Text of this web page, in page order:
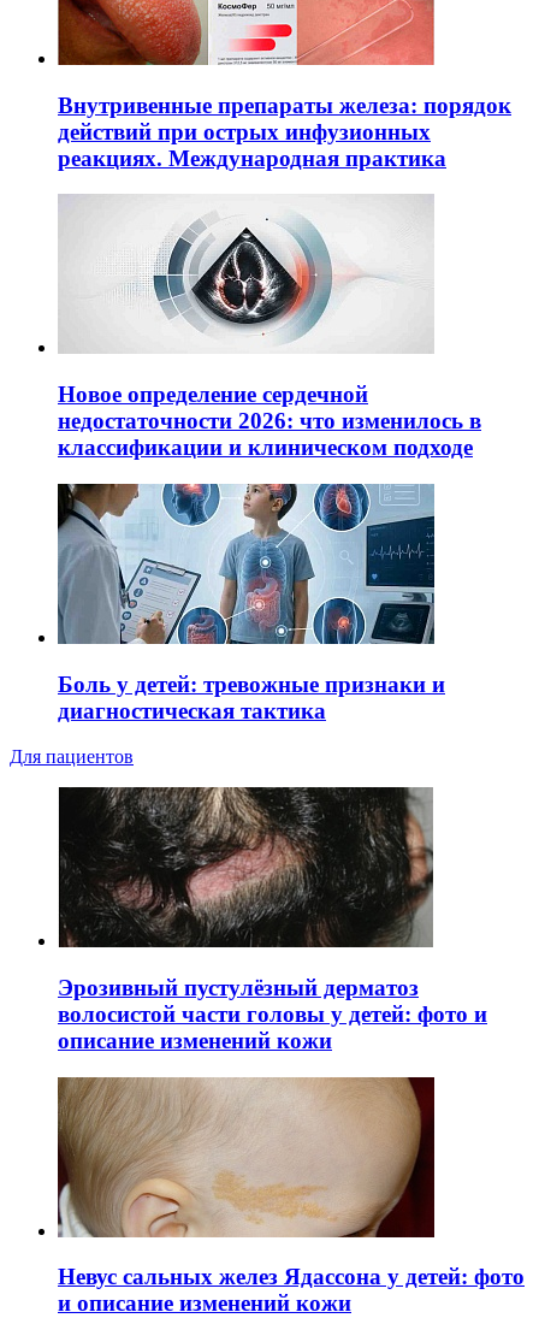
Внутривенные препараты железа: порядок
действий при острых инфузионных
реакциях. Международная практика
Новое определение сердечной
недостаточности 2026: что изменилось в
классификации и клиническом подходе
Боль у детей: тревожные признаки и
диагностическая тактика
Для пациентов
Эрозивный пустулёзный дерматоз
волосистой части головы у детей: фото и
описание изменений кожи
Невус сальных желез Ядассона у детей: фото
и описание изменений кожи